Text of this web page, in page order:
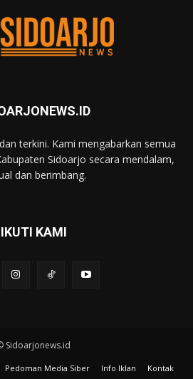
terkini. Kami mengabarkan semua
Sidoarjo secara mendalam,
dan berimbang.
IKUTI KAMI
Sidoarjonews.id
Pedoman Media Siber Info Iklan Kontak